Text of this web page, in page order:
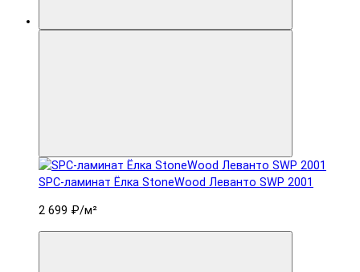
SPC-ламинат Ëлка StoneWood Леванто SWP 2001
2 699 ₽/м²